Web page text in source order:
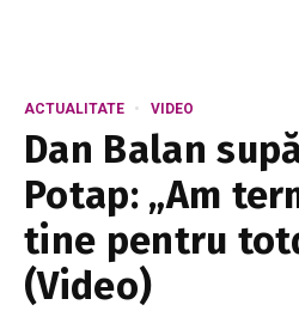
ACTUALITATE VIDEO
Dan Balan
Potap: „Am
tine pentru
(Video)